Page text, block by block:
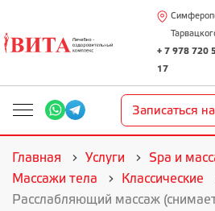
+ 7 978 720
17
Записаться
Главная Услуги Spa и
Массажи тела
Классические
Расслабляющий массаж